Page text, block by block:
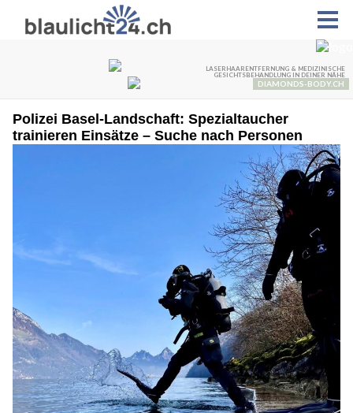
Polizei Basel-Landschaft: Spezialtaucher
trainieren Einsätze – Suche nach Personen